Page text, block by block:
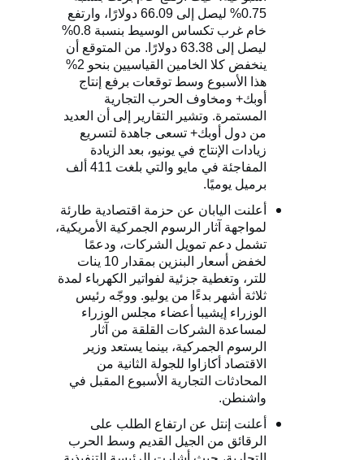
0.75% ليصل إلى 66.09 دولارًا، وارتفع
خام غرب تكساس الوسيط بنسبة 0.8%
ليصل إلى 63.38 دولارًا. من المتوقع أن
ينخفض ​​كلا الخامين القياسيين بنحو 2%
هذا الأسبوع وسط توقعات برفع إنتاج
أوبك+ ومخاوف الحرب التجارية
المستمرة. وتشير التقارير إلى أن العديد
من دول أوبك+ تسعى جاهدة لتسريع
زيادات الإنتاج في يونيو، بعد الزيادة
المفاجئة في مايو والتي بلغت 411 ألف
برميل يوميًا.
أعلنت اليابان عن حزمة اقتصادية طارئة
لمواجهة آثار الرسوم الجمركية الأمريكية،
تشمل دعم تمويل الشركات، ودعمًا
لخفض أسعار البنزين بمقدار 10 ينات
للتر، وتغطية جزئية لفواتير الكهرباء لمدة
ثلاثة أشهر بدءًا من يوليو. ووجّه رئيس
الوزراء إيشيبا أعضاء مجلس الوزراء
لمساعدة الشركات القلقة من آثار
الرسوم الجمركية، بينما يستعد وزير
الاقتصاد أكازاوا للجولة الثانية من
المحادثات التجارية الأسبوع المقبل في
واشنطن.
أعلنت إنتل عن ارتفاع الطلب على
الرقائق من الجيل القديم وسط الحرب